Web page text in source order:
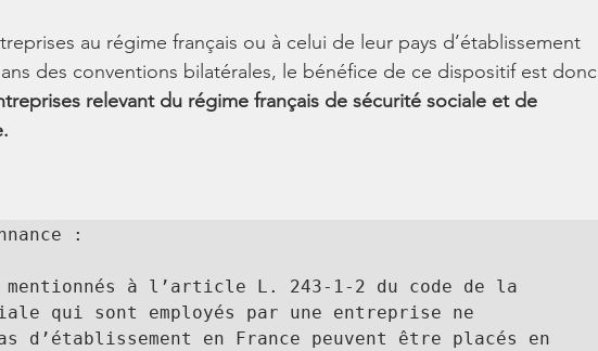
au régime français ou à celui de leur pays d’établissement
des conventions bilatérales, le bénéfice de ce dispositif est donc
relevant du régime français de sécurité sociale et de
mentionnés à l’article L. 243-1-2 du code de la
qui sont employés par une entreprise ne
d’établissement en France peuvent être placés en